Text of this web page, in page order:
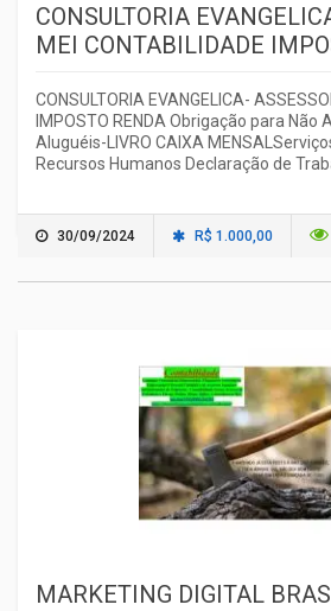
CONSULTORIA
MEI CONTABILIDADE
CONSULTORIA EVANGELICA-
IMPOSTO RENDA Obrigação para Não
Aluguéis-LIVRO CAIXA
Recursos Humanos Declaração de
30/09/2024 R$ 1.000,00
MARKETING DIGITAL